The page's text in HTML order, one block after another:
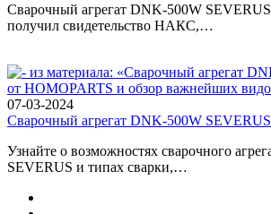
Сварочный агрегат DNK-500W
получил свидетельство НАКС,…
07-03-2024
Сварочный агрегат DNK-500W
Узнайте о возможностях сварочного
SEVERUS и типах сварки,…